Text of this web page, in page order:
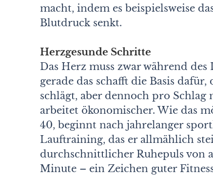
macht, indem es beispielsweise
Blutdruck senkt.
Herzgesunde Schritte
Das Herz muss zwar während
gerade das schafft die Basis
schlägt, aber dennoch pro
arbeitet ökonomischer. Wie das
40, beginnt nach jahrelanger
Lauftraining, das er allmählich
durchschnittlicher Ruhepuls von
Minute – ein Zeichen guter